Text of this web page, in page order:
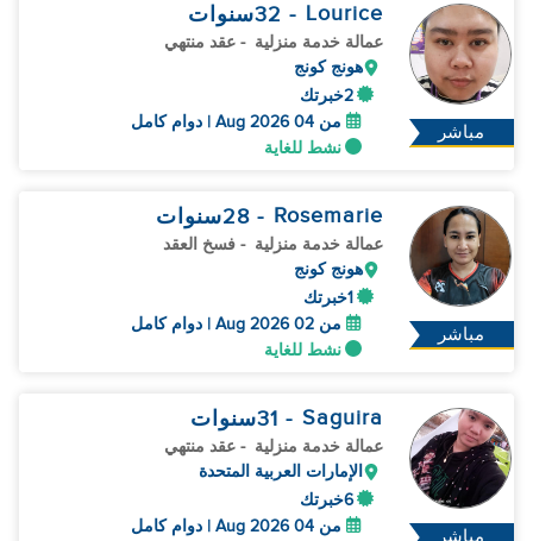
مباشر
Lourice
- 32 سنوات
عمالة خدمة منزلية - عقد منتهي
هونج كونج
2خبرتك
من 04 Aug 2026 | دوام كامل
نشط للغاية
مباشر
Rosemarie
- 28 سنوات
عمالة خدمة منزلية - فسخ العقد
هونج كونج
1خبرتك
من 02 Aug 2026 | دوام كامل
نشط للغاية
مباشر
Saguira
- 31 سنوات
عمالة خدمة منزلية - عقد منتهي
الإمارات العربية المتحدة
6خبرتك
من 04 Aug 2026 | دوام كامل